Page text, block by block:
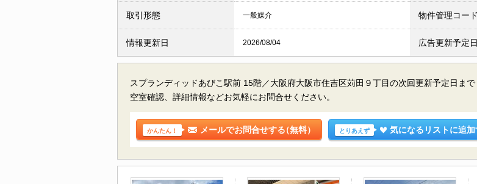
取引形態 一般媒介 物件管理コード
情報更新日 2026/08/04 広告更新予定日
スプランディッドあびこ駅前 15階／大阪府大阪市住吉区苅田９丁目の次回更新予定日まで
空室確認、詳細情報などお気軽にお問合せください。
かんたん！ メールでお問合せする（無料） とりあえず 気になるリストに追加